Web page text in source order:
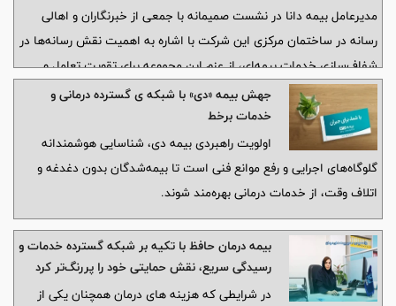
مدیرعامل بیمه دانا در نشست صمیمانه با جمعی از خبرنگاران و اهالی
رسانه در ساختمان مرکزی این شرکت با اشاره به اهمیت نقش رسانه‌ها در
شفاف‌سازی خدمات بیمه‌ای، از عزم این مجموعه برای تقویت تعامل و
همکاری‌های دوجانبه با اصحاب رسانه در سال 1405 خبر داد.
جهش بیمه «دی» با شبکه ی گسترده درمانی و
خدمات برخط
اولویت راهبردی بیمه دی، شناسایی هوشمندانه
گلوگاه‌های اجرایی و رفع موانع فنی است تا بیمه‌شدگان بدون دغدغه و
اتلاف وقت، از خدمات درمانی بهره‌مند شوند.
بیمه درمان حافظ با تکیه بر شبکه گسترده خدمات و
رسیدگی سریع، نقش حمایتی خود را پررنگ‌تر کرد
در شرایطی که هزینه های درمان همچنان یکی از